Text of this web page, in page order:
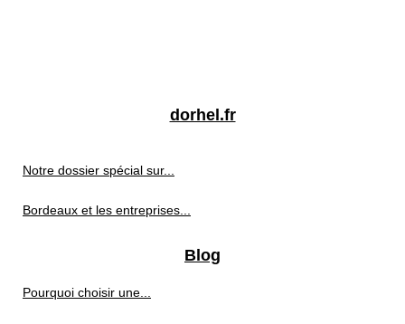
dorhel.fr
Notre dossier spécial sur...
Bordeaux et les entreprises...
Blog
Pourquoi choisir une...